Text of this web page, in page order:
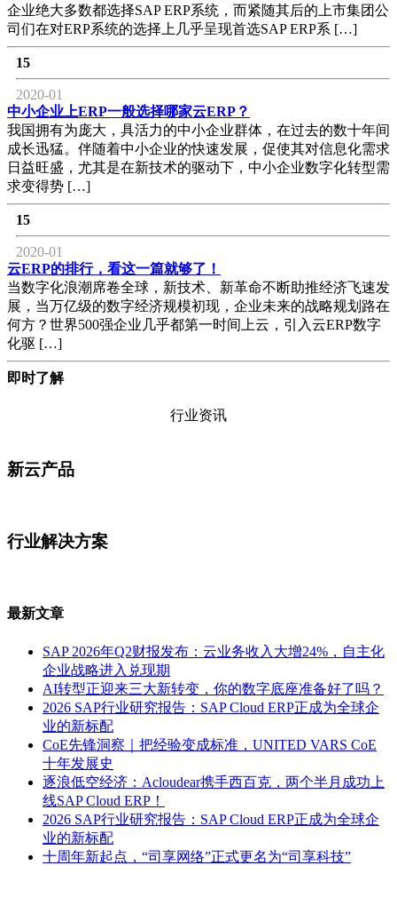
企业绝大多数都选择SAP ERP系统，而紧随其后的上市集团公
司们在对ERP系统的选择上几乎呈现首选SAP ERP系 […]
15
2020-01
中小企业上ERP一般选择哪家云ERP？
我国拥有为庞大，具活力的中小企业群体，在过去的数十年间
成长迅猛。伴随着中小企业的快速发展，促使其对信息化需求
日益旺盛，尤其是在新技术的驱动下，中小企业数字化转型需
求变得势 […]
15
2020-01
云ERP的排行，看这一篇就够了！
当数字化浪潮席卷全球，新技术、新革命不断助推经济飞速发
展，当万亿级的数字经济规模初现，企业未来的战略规划路在
何方？世界500强企业几乎都第一时间上云，引入云ERP数字
化驱 […]
即时了解
行业资讯
新云产品
行业解决方案
最新文章
SAP 2026年Q2财报发布：云业务收入大增24%，自主化
企业战略进入兑现期
AI转型正迎来三大新转变，你的数字底座准备好了吗？
2026 SAP行业研究报告：SAP Cloud ERP正成为全球企
业的新标配
CoE先锋洞察｜把经验变成标准，UNITED VARS CoE
十年发展史
逐浪低空经济：Acloudear携手西百克，两个半月成功上
线SAP Cloud ERP！
2026 SAP行业研究报告：SAP Cloud ERP正成为全球企
业的新标配
十周年新起点，“司享网络”正式更名为“司享科技”